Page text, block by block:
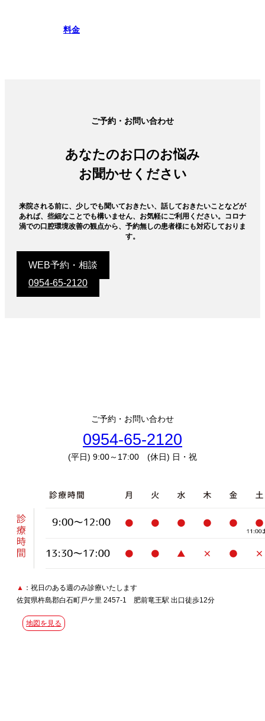
料金
ご予約・お問い合わせ
あなたのお口のお悩み
お聞かせください
来院される前に、少しでも聞いておきたい、話しておきたいことなどが
あれば、些細なことでも構いません、お気軽にご利用ください。コロナ
渦での口腔環境改善の観点から、予約無しの患者様にも対応しておりま
す。
WEB予約・相談
0954-65-2120
ご予約・お問い合わせ
0954-65-2120
(平日) 9:00～17:00 (休日) 日・祝
▲ ：祝日のある週のみ診療いたします
佐賀県杵島郡白石町戸ケ里 2457-1 肥前竜王駅 出口徒歩12分
地図を見る